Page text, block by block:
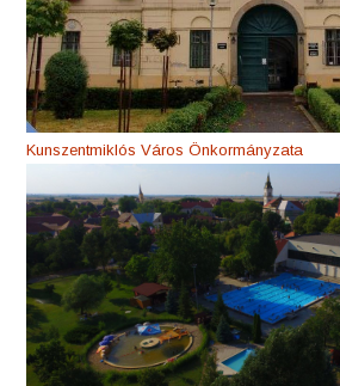
Kunszentmiklós Város Önkormányzata